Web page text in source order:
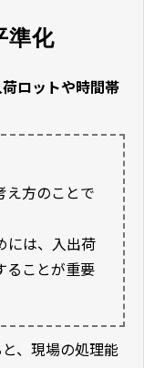
準化
ロットや時間帯
え方のことで
には、入出荷
ることが重要
、現場の処理能